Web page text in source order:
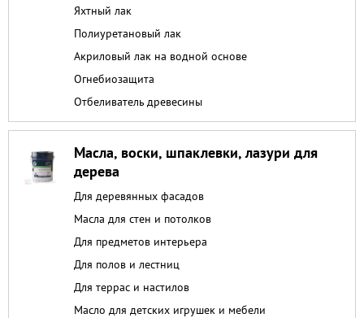
Яхтный лак
Полиуретановый лак
Акриловый лак на водной основе
Огнебиозащита
Отбеливатель древесины
Масла, воски, шпаклевки, лазури для
дерева
Для деревянных фасадов
Масла для стен и потолков
Для предметов интерьера
Для полов и лестниц
Для террас и настилов
Масло для детских игрушек и мебели